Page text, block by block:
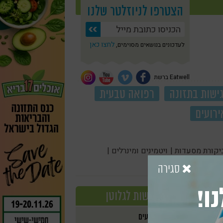
הצטרפו לניוזלטר שלנו
לעדכונים בנושאים מסוימים, לחצו כאן
Eatwell ברשת
גישות בתזונה
רפואה טבעית
מסעדות | ויטמינים ומינרלים |
רגישות לגלוטן
אירועים
סגירה